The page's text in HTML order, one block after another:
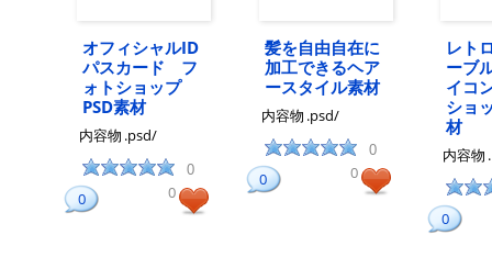
オフィシャルID
パスカード フ
ォトショップ
PSD素材
内容物 .psd/
0
0 0
髪を自由自在に
加工できるヘア
ースタイル素材
内容物 .psd/
0
0 0
レト
ーブ
イコ
ショ
材
内容物
0